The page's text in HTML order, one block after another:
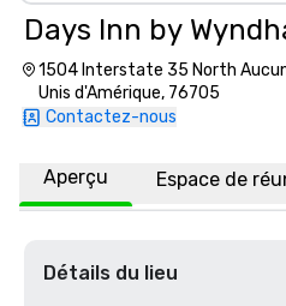
Days Inn by
1504 Interstate 35 North
Unis d'Amérique, 76705
Contactez-nous
Aperçu Espace de
Détails du lieu